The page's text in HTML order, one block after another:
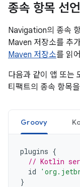
종속 항목 선언
Navigation의 종속
Maven 저장소를 추
Maven 저장소를 읽
다음과 같이 앱 또는
티팩트의 종속 항목
Groovy
plugins {
// Kotlin
id
}